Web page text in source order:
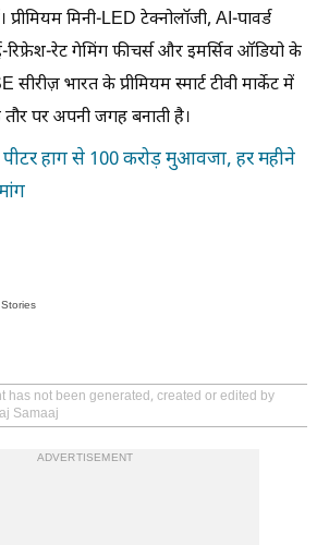
मिनी-LED टेक्नोलॉजी, AI-पावर्ड
रिफ्रेश-रेट गेमिंग फीचर्स और इमर्सिव ऑडियो के
भारत के प्रीमियम स्मार्ट टीवी मार्केट में
पर अपनी जगह बनाती है।
हाग से 100 करोड़ मुआवजा, हर महीने
Stories
has not been generated, created or edited by
Samaaj
ADVERTISEMENT